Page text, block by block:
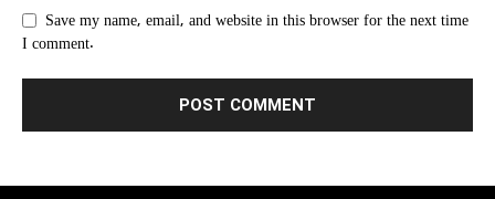
Save my name, email, and website in this browser for the next time
I comment.